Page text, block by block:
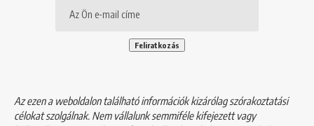
Az ezen a weboldalon található információk kizárólag szórakoztatási
célokat szolgálnak. Nem vállalunk semmiféle kifejezett vagy